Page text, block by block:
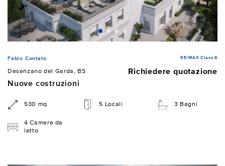
Fabio Contato RE/MAX Class 8
Desenzano del Garda, BS
Richiedere quotazione
Nuove costruzioni
530 mq 5 Locali 3 Bagni
4 Camere da
letto